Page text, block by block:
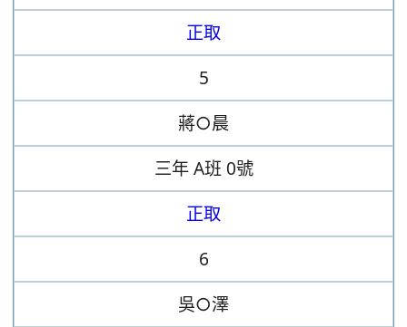
正取
5
蔣○晨
三年 A班 0號
正取
6
吳○澤